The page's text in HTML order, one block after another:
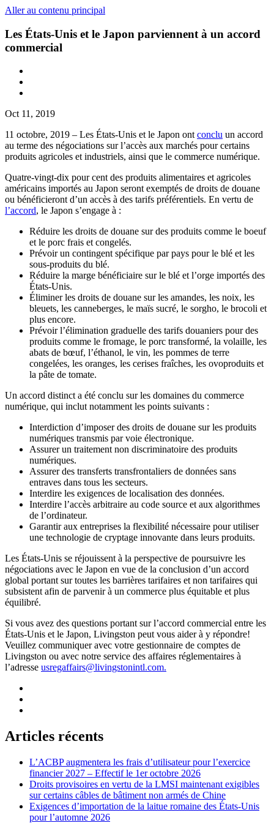
Aller au contenu principal
Les États-Unis et le Japon parviennent à un accord
commercial
Oct 11, 2019
11 octobre, 2019 – Les États-Unis et le Japon ontconclu un accord
au terme des négociations sur l’accès aux marchés pour certains
produits agricoles et industriels, ainsi que le commerce numérique.
Quatre-vingt-dix pour cent des produits alimentaires et agricoles
américains importés au Japon seront exemptés de droits de douane
ou bénéficieront d’un accès à des tarifs préférentiels. En vertu de
l’accord, le Japon s’engage à :
Réduire les droits de douane sur des produits comme le boeuf
et le porc frais et congelés.
Prévoir un contingent spécifique par pays pour le blé et les
sous-produits du blé.
Réduire la marge bénéficiaire sur le blé et l’orge importés des
États-Unis.
Éliminer les droits de douane sur les amandes, les noix, les
bleuets, les canneberges, le maïs sucré, le sorgho, le brocoli et
plus encore.
Prévoir l’élimination graduelle des tarifs douaniers pour des
produits comme le fromage, le porc transformé, la volaille, les
abats de bœuf, l’éthanol, le vin, les pommes de terre
congelées, les oranges, les cerises fraîches, les ovoproduits et
la pâte de tomate.
Un accord distinct a été conclu sur les domaines du commerce
numérique, qui inclut notamment les points suivants :
Interdiction d’imposer des droits de douane sur les produits
numériques transmis par voie électronique.
Assurer un traitement non discriminatoire des produits
numériques.
Assurer des transferts transfrontaliers de données sans
entraves dans tous les secteurs.
Interdire les exigences de localisation des données.
Interdire l’accès arbitraire au code source et aux algorithmes
de l’ordinateur.
Garantir aux entreprises la flexibilité nécessaire pour utiliser
une technologie de cryptage innovante dans leurs produits.
Les États-Unis se réjouissent à la perspective de poursuivre les
négociations avec le Japon en vue de la conclusion d’un accord
global portant sur toutes les barrières tarifaires et non tarifaires qui
subsistent afin de parvenir à un commerce plus équitable et plus
équilibré.
Si vous avez des questions portant sur l’accord commercial entre les
États-Unis et le Japon, Livingston peut vous aider à y répondre!
Veuillez communiquer avec votre gestionnaire de comptes de
Livingston ou avec notre service des affaires réglementaires à
l’adresse usregaffairs@livingstonintl.com.
Articles récents
L’ACBP augmentera les frais d’utilisateur pour l’exercice
financier 2027 – Effectif le 1er octobre 2026
Droits provisoires en vertu de la LMSI maintenant exigibles
sur certains câbles de bâtiment non armés de Chine
Exigences d’importation de la laitue romaine des États-Unis
pour l’automne 2026